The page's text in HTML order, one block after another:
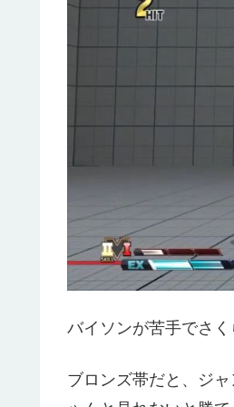
バイソンが苦手でさ
ブロンズ帯だと、ジ